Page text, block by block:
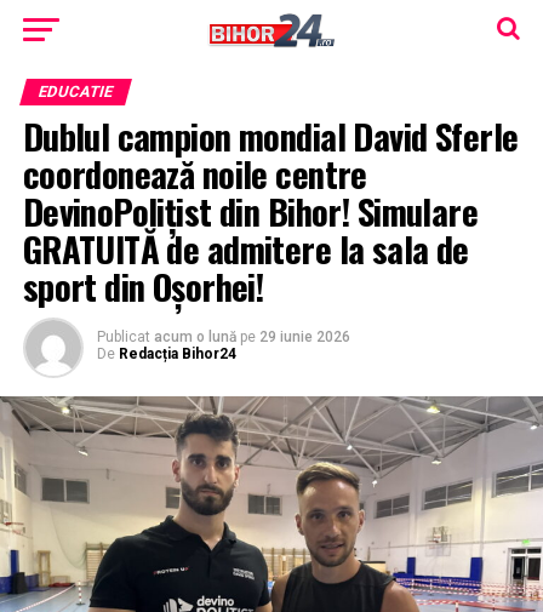
EDUCATIE
Dublul campion mondial David Sferle
coordonează noile centre
DevinoPolițist din Bihor! Simulare
GRATUITĂ de admitere la sala de
sport din Oșorhei!
Publicat acum o lună pe 29 iunie 2026
De Redacția Bihor24